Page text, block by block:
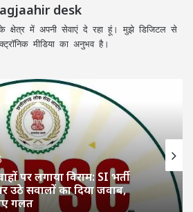
desk
के क्षेत्र में अपनी सेवाएं दे रहा हूं। मुझे डिजिटल से
मीडिया का अनुभव है।
पर लगाया विराम: SI भर्ती
उठे सवालों का दिया जवाब,
गलत